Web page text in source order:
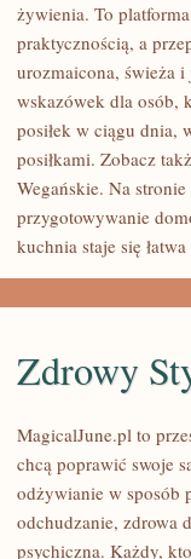
KUCHNIA
BEZGLUTENOWA
żywienia. To
praktycznością, a
urozmaicona, świeża
wskazówek dla osób,
posiłek w ciągu dnia,
posiłkami. Zobacz
Wegańskie. Na
przygotowywanie
kuchnia staje się
Zdrowy
MagicalJune.pl to
chcą poprawić swoje
odżywianie w sposób
odchudzanie, zdrowa
psychiczna. Każdy,